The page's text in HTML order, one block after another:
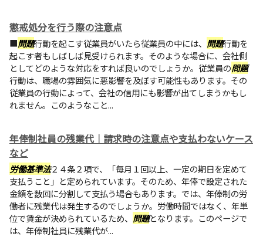
懲戒処分を行う際の注意点
■問題行動を起こす従業員がいたら従業員の中には、 問題行動を
起こす者もしばしば見受けられます。そのような場合に、会社側
としてどのような対応をすれば良いのでしょうか。従業員の問題
行動は、職場の雰囲気に悪影響を及ぼす可能性もあります。その
従業員の行動によって、会社の信用にも影響が出てしまうかもし
れません。このようなこと...
年俸制社員の残業代｜請求時の注意点や支払わないケース
など
労働基準法２４条２項で、「毎月１回以上、一定の期日を定めて
支払うこと」と定められています。そのため、年俸で設定された
金額を数回に分割して支払う場合もあります。では、年俸制の労
働者に残業代は発生するのでしょうか。労働時間ではなく、年単
位で賃金が決められているため、 問題となります。このページで
は、年俸制社員に残業代が...